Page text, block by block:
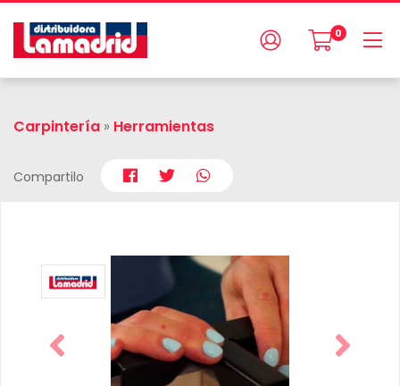
0
Carpintería » Herramientas
Compartilo